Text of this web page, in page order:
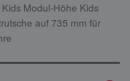
Modul-Höhe Kids
auf 735 mm für